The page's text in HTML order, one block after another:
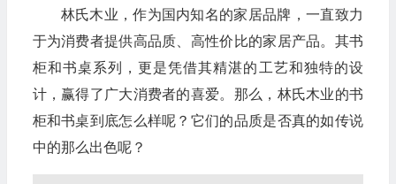
林氏木业，作为国内知名的家居品牌，一直致力
于为消费者提供高品质、高性价比的家居产品。其书
柜和书桌系列，更是凭借其精湛的工艺和独特的设
计，赢得了广大消费者的喜爱。那么，林氏木业的书
柜和书桌到底怎么样呢？它们的品质是否真的如传说
中的那么出色呢？